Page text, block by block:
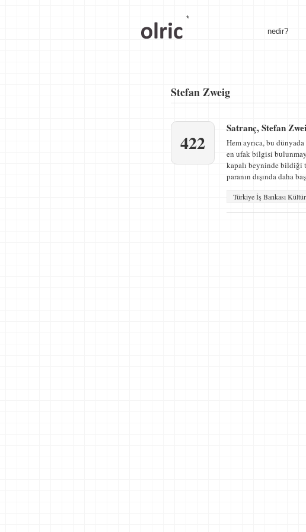
*
nedir?
Stefan Zweig
422
Satranç, Stefan
Hem ayrıca, bu
en ufak bilgisi
kapalı beyninde bildiği
paranın dışında daha
Türkiye İş Bankası